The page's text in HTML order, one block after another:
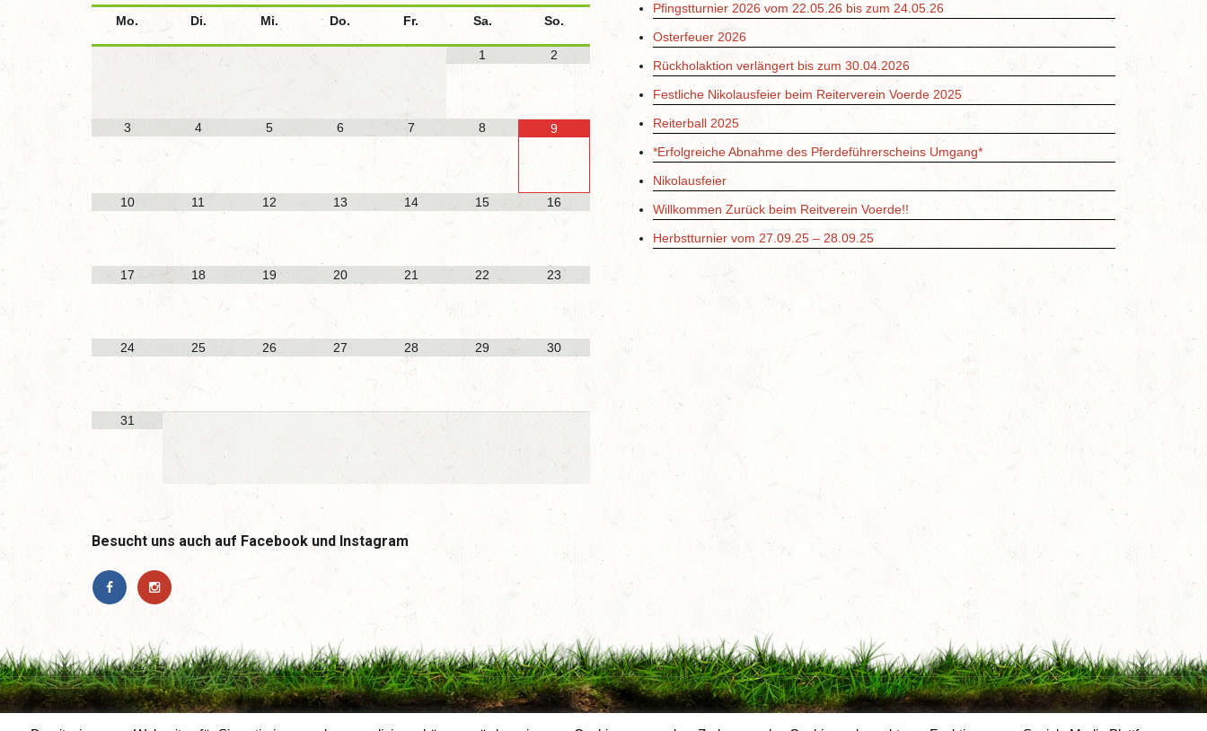
Mo. Di. Mi. Do. Fr. Sa. So.
1 2
3 4 5 6 7 8 9
10 11 12 13 14 15 16
17 18 19 20 21 22 23
24 25 26 27 28 29 30
31
Pfingstturnier 2026 vom 22.05.26 bis zum 24.05.26
Osterfeuer 2026
Rückholaktion verlängert bis zum 30.04.2026
Festliche Nikolausfeier beim Reiterverein Voerde 2025
Reiterball 2025
*Erfolgreiche Abnahme des Pferdeführerscheins Umgang*
Nikolausfeier
Willkommen Zurück beim Reitverein Voerde!!
Herbstturnier vom 27.09.25 – 28.09.25
Besucht uns auch auf Facebook und Instagram